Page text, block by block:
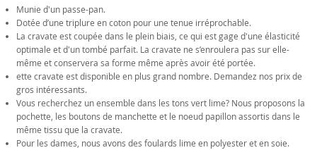
Munie d'un passe-pan.
Dotée d’une triplure en coton pour une tenue irréprochable.
La cravate est coupée dans le plein biais, ce qui est gage d'une élasticité
optimale et d'un tombé parfait. La cravate ne s’enroulera pas sur elle-
même et conservera sa forme même après avoir été portée.
ette cravate est disponible en plus grand nombre. Demandez nos prix de
gros intéressants.
Vous recherchez un ensemble dans les tons vert lime? Nous proposons la
pochette, les boutons de manchette et le noeud papillon assortis dans le
même tissu que la cravate.
Pour les dames, nous avons des foulards lime en polyester et en soie.